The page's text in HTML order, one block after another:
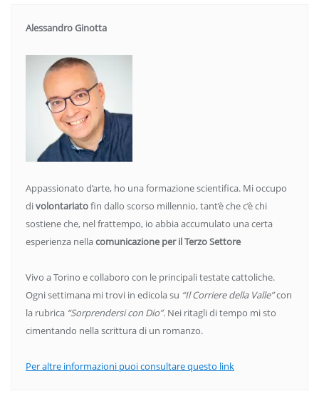
Alessandro Ginotta
Appassionato d’arte, ho una formazione scientifica. Mi occupo
divolontariatofin dallo scorso millennio, tant’è che c’è chi
sostiene che, nel frattempo, io abbia accumulato una certa
esperienza nellacomunicazione per il Terzo Settore
Vivo a Torino e collaboro con le principali testate cattoliche.
Ogni settimana mi trovi in edicola su “Il Corriere della Valle”con
la rubrica “Sorprendersi con Dio”. Nei ritagli di tempo mi sto
cimentando nella scrittura di un romanzo.
Per altre informazioni puoi consultare questo link